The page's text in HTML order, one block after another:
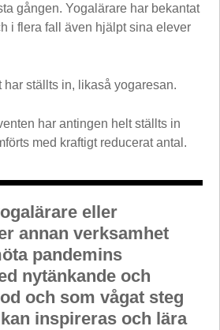
gången. Yogalärare har bekantat
i flera fall även hjälpt sina elever
har ställts in, likaså yogaresan.
har antingen helt ställts in
med kraftigt reducerat antal.
eller
annan verksamhet
pandemins
nytänkande och
och som vågat steg
inspireras och lära